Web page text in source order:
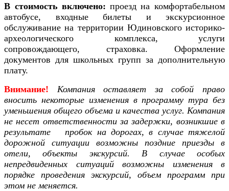
В стоимость включено: проезд на комфортабельном
автобусе, входные билеты и экскурсионное
обслуживание на территории Юдиновского историко-
археологического комплекса, услуги
сопровождающего, страховка. Оформление
документов для школьных групп за дополнительную
плату.
Внимание!
Компания оставляет за собой право
вносить некоторые изменения в программу тура без
уменьшения общего объема и качества услуг. Компания
не несет ответственности за задержки, возникшие в
результате пробок на дорогах, в случае тяжелой
дорожной ситуации возможны поздние приезды в
отели, объекты экскурсий. В случае особых
непредвиденных ситуаций возможны изменения в
порядке проведения экскурсий, объем программ при
этом не меняется.